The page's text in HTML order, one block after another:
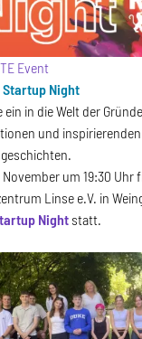
Event
Startup Night
ein in die Welt der
und inspirierenden
November um 19:30 Uhr
Linse e.V. in
Night statt.